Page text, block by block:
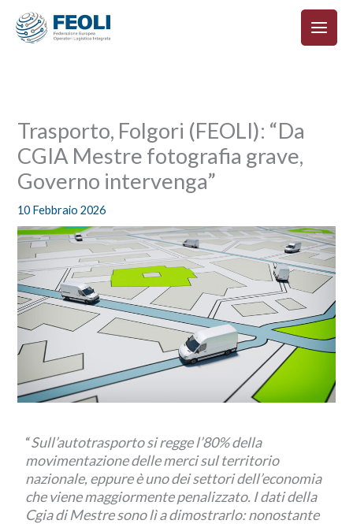
contenuto
Trasporto, Folgori (FEOLI): “Da
CGIA Mestre fotografia grave,
Governo intervenga”
10 Febbraio 2026
“Sull’autotrasporto si regge l’80% della
movimentazione delle merci sul territorio
nazionale, eppure è uno dei settori dell’economia
che viene maggiormente penalizzato. I dati della
Cgia di Mestre sono lì a dimostrarlo: nonostante